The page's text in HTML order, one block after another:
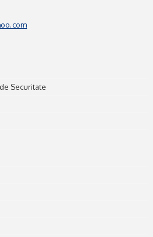
Securitate